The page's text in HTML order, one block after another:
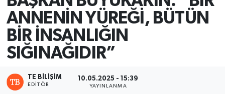
ANNENİN YÜREĞİ, BÜTÜN
BİR İNSANLIĞIN
SIĞINAĞIDIR”
TE BILIŞIM
EDITÖR
10.05.2025 - 15:39
YAYINLANMA